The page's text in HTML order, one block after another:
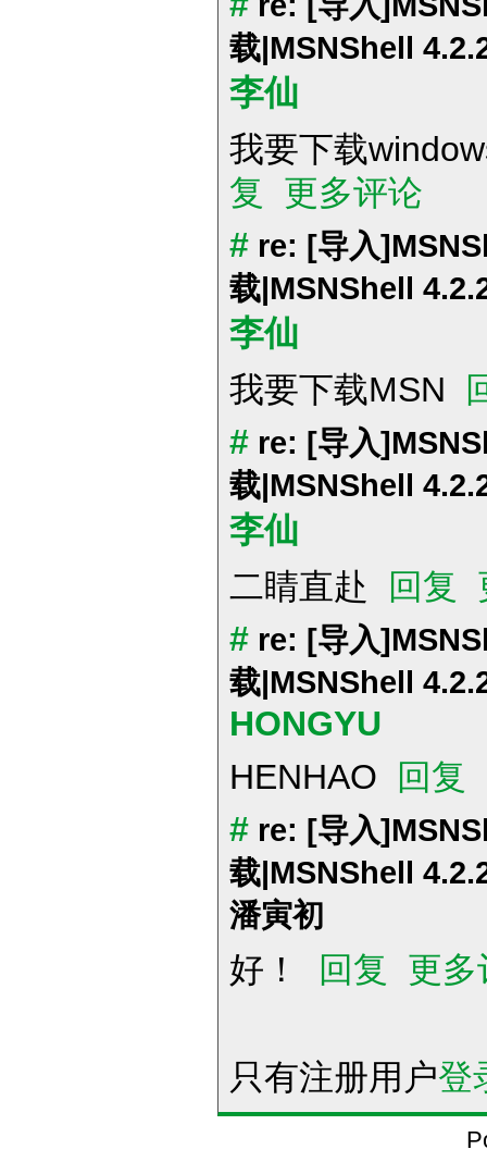
载|MSNShell
李仙
我要下载
复
更多评论
# re: [导入
载|MSNShell
李仙
我要下载MSN
# re: [导入
载|MSNShell
李仙
二睛直赴
回复
# re: [导入
载|MSNShell
HONGYU
HENHAO
回复
# re: [导入
载|MSNShell
潘寅初
好！ 回复 更多
只有注册用户登